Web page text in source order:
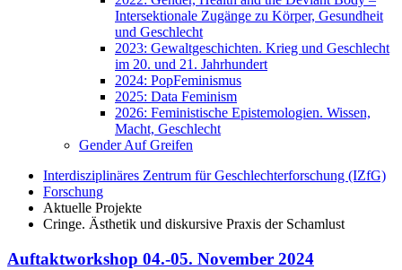
Intersektionale Zugänge zu Körper, Gesundheit
und Geschlecht
2023: Gewaltgeschichten. Krieg und Geschlecht
im 20. und 21. Jahrhundert
2024: PopFeminismus
2025: Data Feminism
2026: Feministische Epistemologien. Wissen,
Macht, Geschlecht
Gender Auf Greifen
Interdisziplinäres Zentrum für Geschlechterforschung (IZfG)
Forschung
Aktuelle Projekte
Cringe. Ästhetik und diskursive Praxis der Schamlust
Auftaktworkshop 04.-05. November 2024